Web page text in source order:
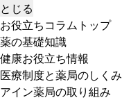
とじる
お役立ちコラムトップ
薬の基礎知識
健康お役立ち情報
医療制度と薬局のしくみ
アイン薬局の取り組み